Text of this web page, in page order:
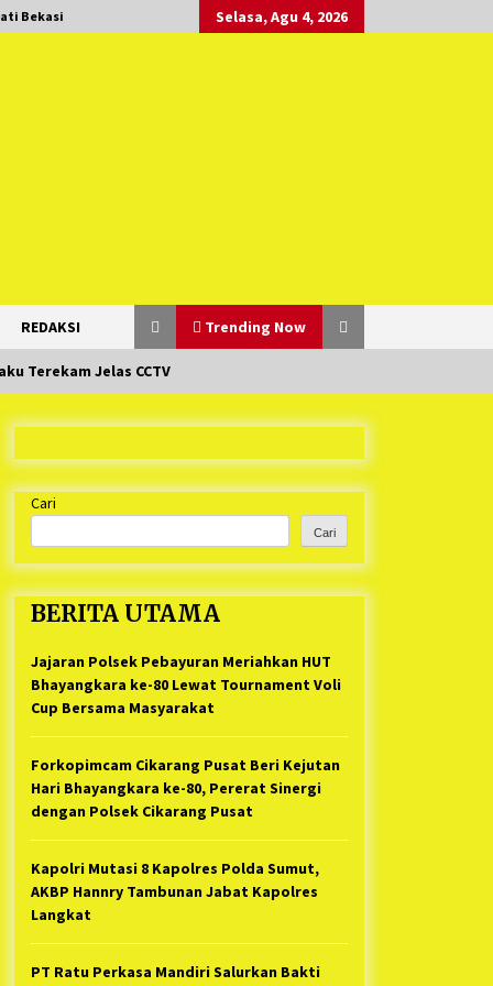
Bekasi Selasa, Agu 4, 2026
REDAKSI Trending Now
Tak Dapat Fasilitas yang Sesuai,
Para Peserta Retret Aparatur Desa
Sebelum Waktunya
1 tahun ago
Indonesia Gilang Bayu Nugraha,
S.H, Ucapkan Terimakasih Atas
Support Camat Kedungwaringin
Memberikan Logistik Ke Posko
1 tahun ago
Jelang Ramadhan, Kecamatan
Cikarang Pusat Gelar STQ ke-VII
1 tahun ago
Terekam Jelas CCTV
Cari
Cari
BERITA UTAMA
Jajaran Polsek Pebayuran Meriahkan HUT
Bhayangkara ke-80 Lewat Tournament Voli
Cup Bersama Masyarakat
Forkopimcam Cikarang Pusat Beri Kejutan
Hari Bhayangkara ke-80, Pererat Sinergi
dengan Polsek Cikarang Pusat
Kapolri Mutasi 8 Kapolres Polda Sumut,
AKBP Hannry Tambunan Jabat Kapolres
Langkat
PT Ratu Perkasa Mandiri Salurkan Bakti